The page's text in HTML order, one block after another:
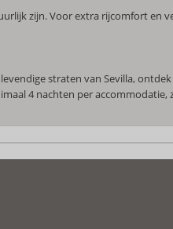
zijn. Voor extra rijcomfort en
straten van Sevilla,
4 nachten per